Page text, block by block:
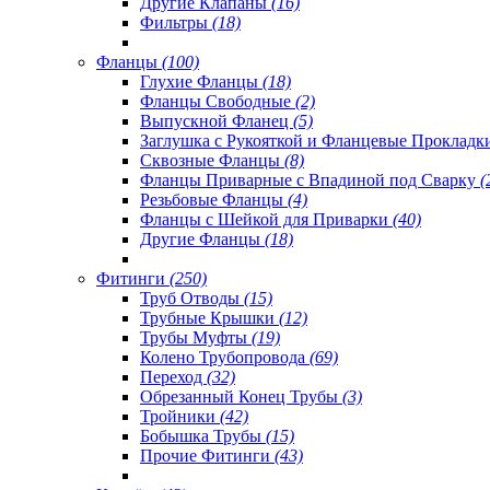
Фильтры (18)
Фланцы (100)
Глухие Фланцы (18)
Фланцы Свободные (2)
Выпускной Фланец (5)
Заглушка с Рукояткой и Фланцевые
Сквозные Фланцы (8)
Фланцы Приварные с Впадиной под Сварку
Резьбовые Фланцы (4)
Фланцы с Шейкой для Приварки (40)
Другие Фланцы (18)
Фитинги (250)
Труб Отводы (15)
Трубные Крышки (12)
Трубы Муфты (19)
Колено Трубопровода (69)
Переход (32)
Обрезанный Конец Трубы (3)
Тройники (42)
Бобышка Трубы (15)
Прочие Фитинги (43)